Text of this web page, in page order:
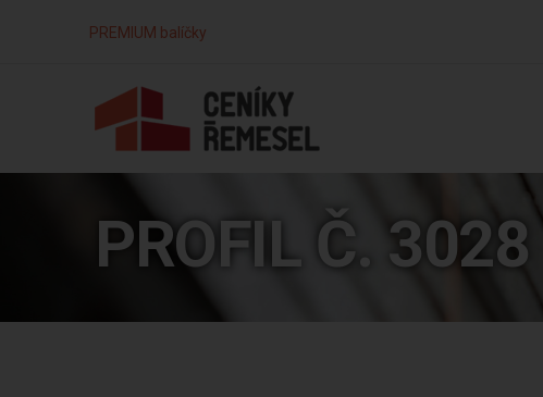
PREMIUM balíčky
PROFIL Č. 3028